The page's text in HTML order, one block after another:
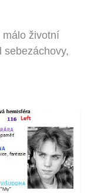
životní
sebezáchovy,